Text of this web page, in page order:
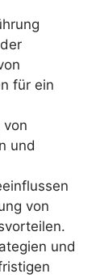
für ein
von
und
von
und